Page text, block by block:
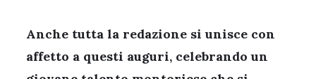
Anche tutta la redazione si unisce con
affetto a questi auguri, celebrando un